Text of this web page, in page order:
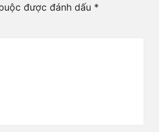
được đánh dấu *